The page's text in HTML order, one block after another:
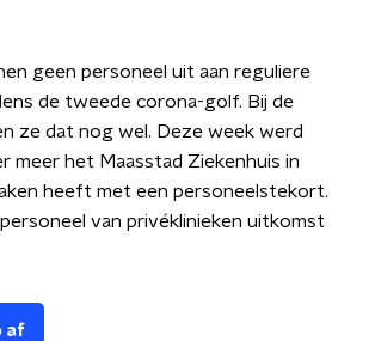
geen personeel uit aan reguliere
de tweede corona-golf. Bij de
ze dat nog wel. Deze week werd
meer het Maasstad Ziekenhuis in
heeft met een personeelstekort.
van privéklinieken uitkomst
af